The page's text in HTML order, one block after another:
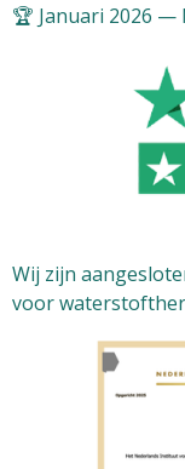
🏆 Januari 2026 —
Wij zijn
voor